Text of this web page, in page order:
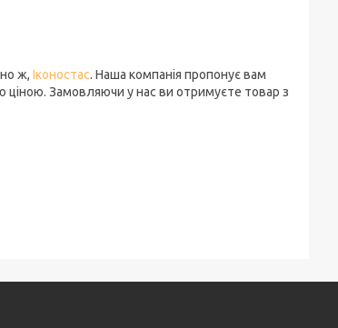
ж, Іконостас. Наша компанія пропонує вам
ціною. Замовляючи у нас ви отримуєте товар з